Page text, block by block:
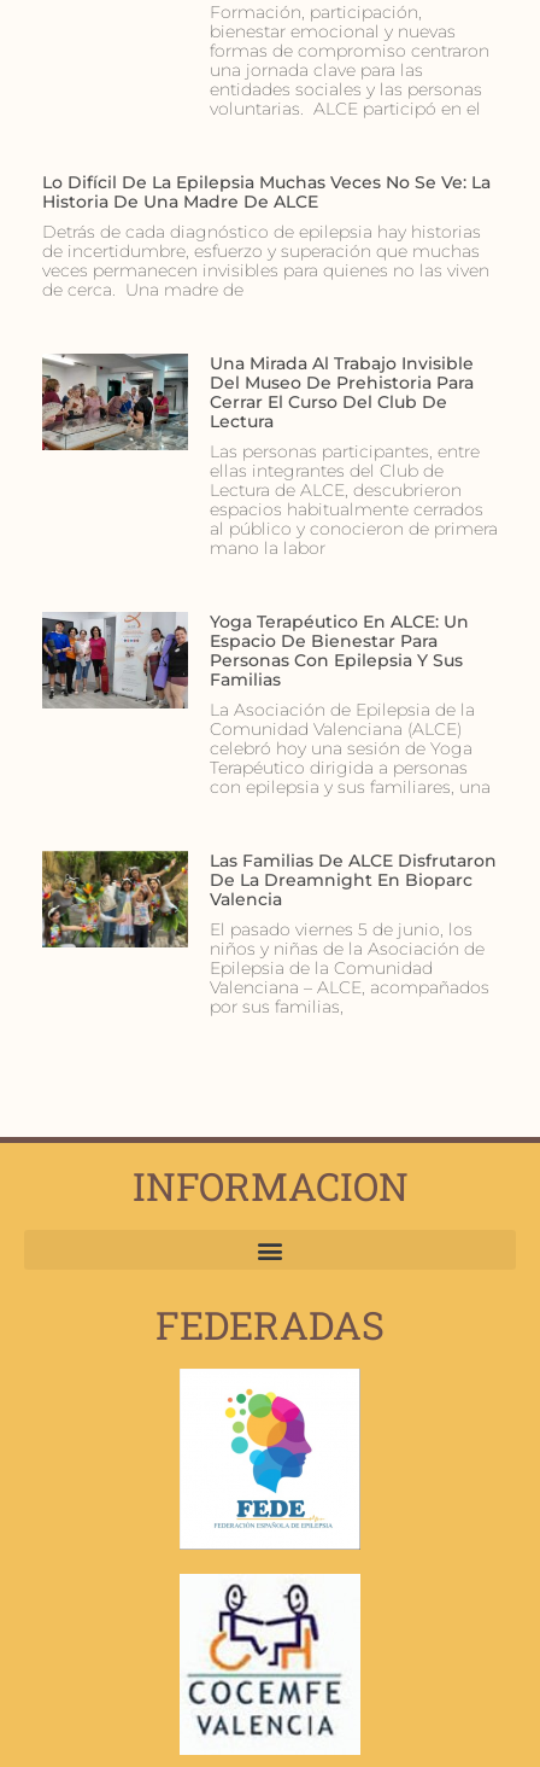
Formación, participación,
bienestar emocional y nuevas
formas de compromiso centraron
una jornada clave para las
entidades sociales y las personas
voluntarias. ALCE participó en el
Lo Difícil De La Epilepsia Muchas Veces No Se Ve: La
Historia De Una Madre De ALCE
Detrás de cada diagnóstico de epilepsia hay historias
de incertidumbre, esfuerzo y superación que muchas
veces permanecen invisibles para quienes no las viven
de cerca. Una madre de
Una Mirada Al Trabajo Invisible
Del Museo De Prehistoria Para
Cerrar El Curso Del Club De
Lectura
Las personas participantes, entre
ellas integrantes del Club de
Lectura de ALCE, descubrieron
espacios habitualmente cerrados
al público y conocieron de primera
mano la labor
Yoga Terapéutico En ALCE: Un
Espacio De Bienestar Para
Personas Con Epilepsia Y Sus
Familias
La Asociación de Epilepsia de la
Comunidad Valenciana (ALCE)
celebró hoy una sesión de Yoga
Terapéutico dirigida a personas
con epilepsia y sus familiares, una
Las Familias De ALCE Disfrutaron
De La Dreamnight En Bioparc
Valencia
El pasado viernes 5 de junio, los
niños y niñas de la Asociación de
Epilepsia de la Comunidad
Valenciana – ALCE, acompañados
por sus familias,
INFORMACION
FEDERADAS